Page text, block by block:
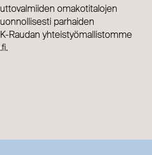
omakotitalojen
parhaiden
Raudan yhteistyömallistomme